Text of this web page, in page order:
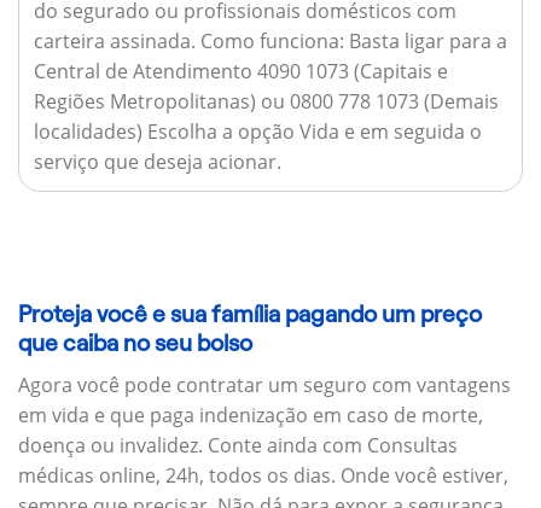
do segurado ou profissionais domésticos com
carteira assinada. Como funciona: Basta ligar para a
Central de Atendimento 4090 1073 (Capitais e
Regiões Metropolitanas) ou 0800 778 1073 (Demais
localidades) Escolha a opção Vida e em seguida o
serviço que deseja acionar.
Proteja você e sua família pagando um preço
que caiba no seu bolso
Agora você pode contratar um seguro com vantagens
em vida e que paga indenização em caso de morte,
doença ou invalidez. Conte ainda com Consultas
médicas online, 24h, todos os dias. Onde você estiver,